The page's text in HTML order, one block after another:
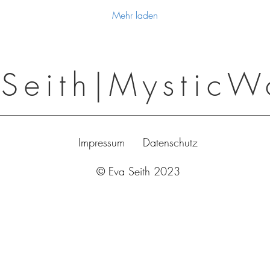
Mehr laden
Impressum Datenschutz
© Eva Seith 2023